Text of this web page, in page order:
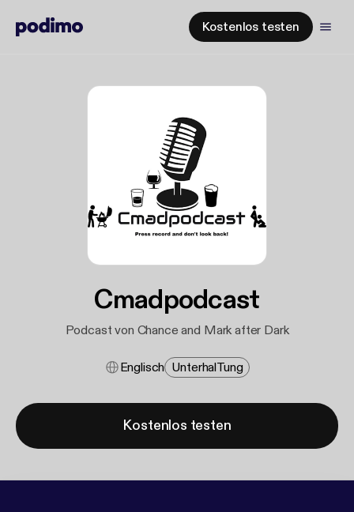
Kostenlos testen
Cmadpodcast
Podcast von Chance and Mark after Dark
Englisch Unterhal​tung
Kostenlos testen